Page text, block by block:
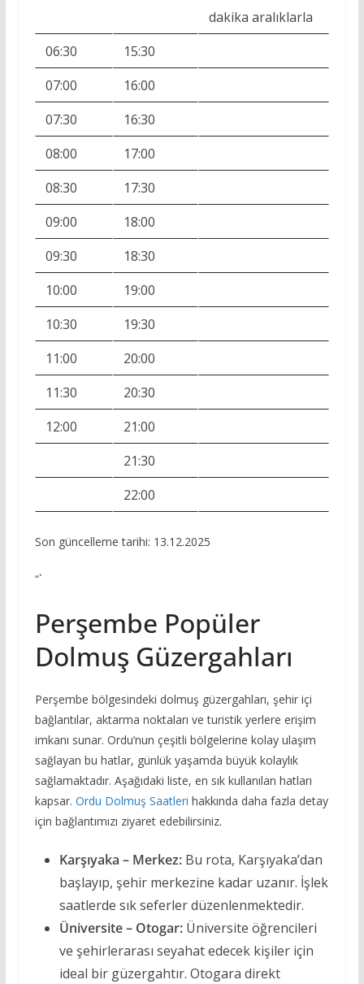
dakika aralıklarla
06:30
15:30
07:00
16:00
07:30
16:30
08:00
17:00
08:30
17:30
09:00
18:00
09:30
18:30
10:00
19:00
10:30
19:30
11:00
20:00
11:30
20:30
12:00
21:00
21:30
22:00
Son güncelleme tarihi: 13.12.2025
“`
Perşembe Popüler
Dolmuş Güzergahları
Perşembe bölgesindeki dolmuş güzergahları, şehir içi
bağlantılar, aktarma noktaları ve turistik yerlere erişim
imkanı sunar. Ordu’nun çeşitli bölgelerine kolay ulaşım
sağlayan bu hatlar, günlük yaşamda büyük kolaylık
sağlamaktadır. Aşağıdaki liste, en sık kullanılan hatları
kapsar. Ordu Dolmuş Saatleri hakkında daha fazla detay
için bağlantımızı ziyaret edebilirsiniz.
Karşıyaka – Merkez:Bu rota, Karşıyaka’dan
başlayıp, şehir merkezine kadar uzanır. İşlek
saatlerde sık seferler düzenlenmektedir.
Üniversite – Otogar:Üniversite öğrencileri
ve şehirlerarası seyahat edecek kişiler için
ideal bir güzergahtır. Otogara direkt